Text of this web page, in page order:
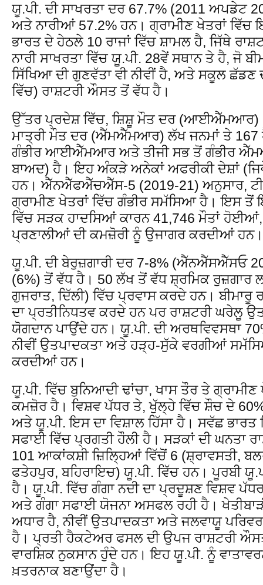
ਯੂ.ਪੀ. ਦੀ ਸਾਖਰਤਾ ਦਰ 67.7% (2011 ਅਪਡੇਟ
ਅਤੇ ਨਾਰੀਆਂ 57.2% ਹਨ। ਗ੍ਰਾਮੀਣ ਖੇਤਰਾਂ
ਭਾਰਤ ਦੇ ਹੇਠਲੇ 10 ਰਾਜਾਂ ਵਿੱਚ ਸ਼ਾਮਲ ਹੈ, ਜਿੱਥੇ
ਨਾਰੀ ਸਾਖਰਤਾ ਵਿੱਚ ਯੂ.ਪੀ. 28ਵੇਂ ਸਥਾਨ ਤੇ ਹੈ, ਜੋ
ਸਿੱਖਿਆ ਦੀ ਗੁਣਵੱਤਾ ਵੀ ਨੀਵੀਂ ਹੈ, ਅਤੇ ਸਕੂਲ
ਵਿੱਚ) ਰਾਸ਼ਟਰੀ ਔਸਤ ਤੋਂ ਵੱਧ ਹੈ।
ਉੱਤਰ ਪ੍ਰਦੇਸ਼ ਵਿੱਚ, ਸ਼ਿਸ਼ੂ ਮੌਤ ਦਰ (ਆਈਐੱਮਆਰ)
ਮਾਤ੍ਰੀ ਮੌਤ ਦਰ (ਐੱਮਐੱਮਆਰ) ਲੱਖ ਜਨਮਾਂ ਤੇ 167
ਗੰਭੀਰ ਆਈਐੱਮਆਰ ਅਤੇ ਤੀਜੀ ਸਭ ਤੋਂ ਗੰਭੀਰ
ਬਾਅਦ) ਹੈ। ਇਹ ਅੰਕੜੇ ਅਨੇਕਾਂ ਅਫਰੀਕੀ ਦੇਸ਼ਾਂ
ਹਨ। ਐੱਨਐੱਫਐੱਚਐੱਸ-5 (2019-21) ਅਨੁਸਾਰ,
ਗ੍ਰਾਮੀਣ ਖੇਤਰਾਂ ਵਿੱਚ ਗੰਭੀਰ ਸਮੱਸਿਆ ਹੈ। ਇਸ ਤੋਂ
ਵਿੱਚ ਸੜਕ ਹਾਦਸਿਆਂ ਕਾਰਨ 41,746 ਮੌਤਾਂ
ਪ੍ਰਣਾਲੀਆਂ ਦੀ ਕਮਜ਼ੋਰੀ ਨੂੰ ਉਜਾਗਰ ਕਰਦੀਆਂ ਹਨ।
ਯੂ.ਪੀ. ਦੀ ਬੇਰੁਜ਼ਗਾਰੀ ਦਰ 7-8% (ਐੱਨਐੱਸਐੱਸਓ
(6%) ਤੋਂ ਵੱਧ ਹੈ। 50 ਲੱਖ ਤੋਂ ਵੱਧ ਸ਼੍ਰਮਿਕ ਰੁਜ਼ਗਾਰ
ਗੁਜਰਾਤ, ਦਿੱਲੀ) ਵਿੱਚ ਪ੍ਰਵਾਸ ਕਰਦੇ ਹਨ। ਬੀਮਾਰੂ
ਦਾ ਪ੍ਰਤੀਨਿਧਤਵ ਕਰਦੇ ਹਨ ਪਰ ਰਾਸ਼ਟਰੀ ਘਰੇਲੂ
ਯੋਗਦਾਨ ਪਾਉਂਦੇ ਹਨ। ਯੂ.ਪੀ. ਦੀ ਅਰਥਵਿਵਸਥਾ
ਨੀਵੀਂ ਉਤਪਾਦਕਤਾ ਅਤੇ ਹੜ੍ਹ-ਸੁੱਕੇ ਵਰਗੀਆਂ
ਕਰਦੀਆਂ ਹਨ।
ਯੂ.ਪੀ. ਵਿੱਚ ਬੁਨਿਆਦੀ ਢਾਂਚਾ, ਖਾਸ ਤੌਰ ਤੇ
ਕਮਜ਼ੋਰ ਹੈ। ਵਿਸ਼ਵ ਪੱਧਰ ਤੇ, ਖੁੱਲ੍ਹੇ ਵਿੱਚ ਸ਼ੌਚ ਦੇ
ਅਤੇ ਯੂ.ਪੀ. ਇਸ ਦਾ ਵਿਸ਼ਾਲ ਹਿੱਸਾ ਹੈ। ਸਵੱਛ ਭਾਰਤ
ਸਫਾਈ ਵਿੱਚ ਪ੍ਰਗਤੀ ਹੌਲੀ ਹੈ। ਸੜਕਾਂ ਦੀ ਘਨਤਾ
101 ਆਕਾਂਕਸ਼ੀ ਜ਼ਿਲ੍ਹਿਆਂ ਵਿੱਚੋਂ 6 (ਸ਼੍ਰਾਵਸਤੀ,
ਫਤੇਹਪੁਰ, ਬਹਿਰਾਇਚ) ਯੂ.ਪੀ. ਵਿੱਚ ਹਨ। ਪੂਰਬੀ
ਹੈ। ਯੂ.ਪੀ. ਵਿੱਚ ਗੰਗਾ ਨਦੀ ਦਾ ਪ੍ਰਦੂਸ਼ਣ ਵਿਸ਼ਵ
ਅਤੇ ਗੰਗਾ ਸਫਾਈ ਯੋਜਨਾ ਅਸਫਲ ਰਹੀ ਹੈ।
ਅਧਾਰ ਹੈ, ਨੀਵੀਂ ਉਤਪਾਦਕਤਾ ਅਤੇ ਜਲਵਾਯੂ
ਹੈ। ਪ੍ਰਤੀ ਹੈਕਟੇਅਰ ਫਸਲ ਦੀ ਉਪਜ ਰਾਸ਼ਟਰੀ
ਵਾਰਸ਼ਿਕ ਨੁਕਸਾਨ ਹੁੰਦੇ ਹਨ। ਇਹ ਯੂ.ਪੀ. ਨੂੰ
ਖ਼ਤਰਨਾਕ ਬਣਾਉਂਦਾ ਹੈ।